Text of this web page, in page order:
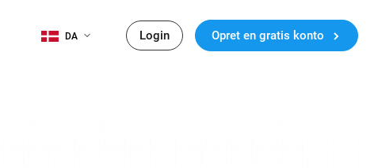
DA Login Opret en gratis konto